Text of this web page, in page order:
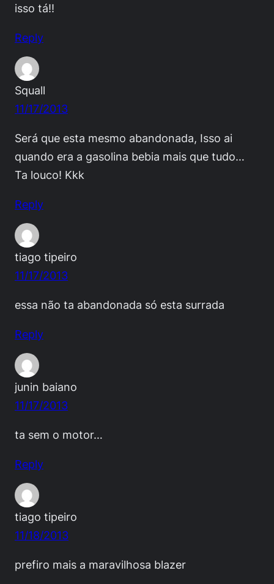
isso tá!!
Reply
Squall
11/17/2013
Será que esta mesmo abandonada, Isso ai
quando era a gasolina bebia mais que tudo…
Ta louco! Kkk
Reply
tiago tipeiro
11/17/2013
essa não ta abandonada só esta surrada
Reply
junin baiano
11/17/2013
ta sem o motor…
Reply
tiago tipeiro
11/18/2013
prefiro mais a maravilhosa blazer